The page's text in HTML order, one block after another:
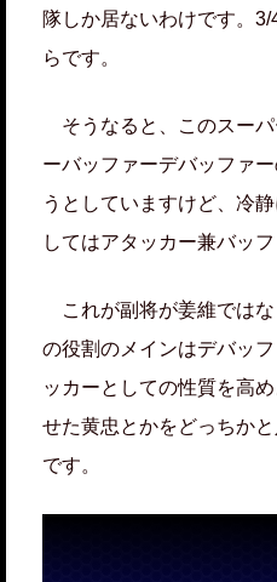
隊しか居ないわけです。
らです。
そうなると、このスー
ーバッファーデバッファ
うとしていますけど、冷
してはアタッカー兼バッ
これが副将が姜維では
の役割のメインはデバッ
ッカーとしての性質を高
せた黄忠とかをどっちか
です。